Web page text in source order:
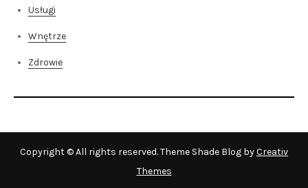
Usługi
Wnętrze
Zdrowie
Copyright © All rights reserved. Theme Shade Blog byCreativ
Themes